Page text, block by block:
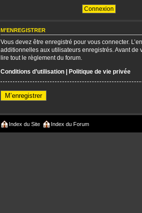
M’ENREGISTRER
Vous devez être enregistré pour vous connecter.
additionnelles aux utilisateurs enregistrés. Avant de
lire tout le règlement du forum.
Conditions d’utilisation | Politique de vie privée
M’enregistrer
Index du Site Index du Forum